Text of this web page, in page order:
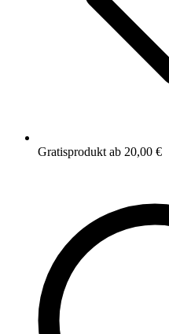
Gratisprodukt ab 20,00 €